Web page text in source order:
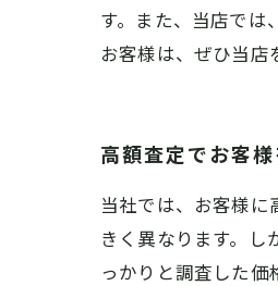
す。また、当店では
お客様は、ぜひ当店
高額査定でお客
当社では、お客様
きく異なります。
っかりと調査した